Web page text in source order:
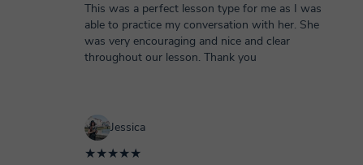
This was a perfect lesson type for me as I was
able to practice my conversation with her. She
was very encouraging and nice and clear
throughout our lesson. Thank you
Jessica
★★★★★